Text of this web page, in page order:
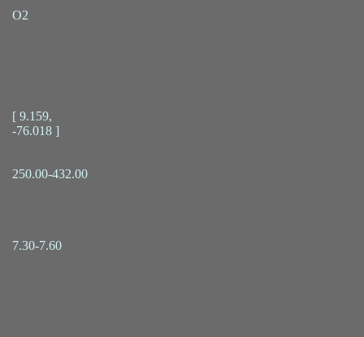
O2
[ 9.159,
-76.018 ]
250.00-432.00
7.30-7.60